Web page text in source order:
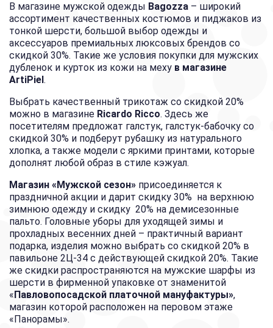
В магазине мужской одежды Bagozza – широкий
ассортимент качественных костюмов и пиджаков из
тонкой шерсти, большой выбор одежды и
аксессуаров премиальных люксовых брендов со
скидкой 30%. Такие же условия покупки для мужских
дубленок и курток из кожи на меху в магазине
ArtiPiel.
Выбрать качественный трикотаж со скидкой 20%
можно в магазине Ricardo Ricco. Здесь же
посетителям предложат галстук, галстук-бабочку со
скидкой 30% и подберут рубашку из натурального
хлопка, а также модели с яркими принтами, которые
дополнят любой образ в стиле кэжуал.
Магазин «Мужской сезон» присоединяется к
праздничной акции и дарит скидку 30% на верхнюю
зимнюю одежду и скидку 20% на демисезонные
пальто. Головные уборы для уходящей зимы и
прохладных весенних дней – практичный вариант
подарка, изделия можно выбрать со скидкой 20% в
павильоне 2Ц-34 с действующей скидкой 20%. Такие
же скидки распространяются на мужские шарфы из
шерсти в фирменной упаковке от знаменитой
«Павловопосадской платочной мануфактуры»,
магазин которой расположен на перовом этаже
«Панорамы».